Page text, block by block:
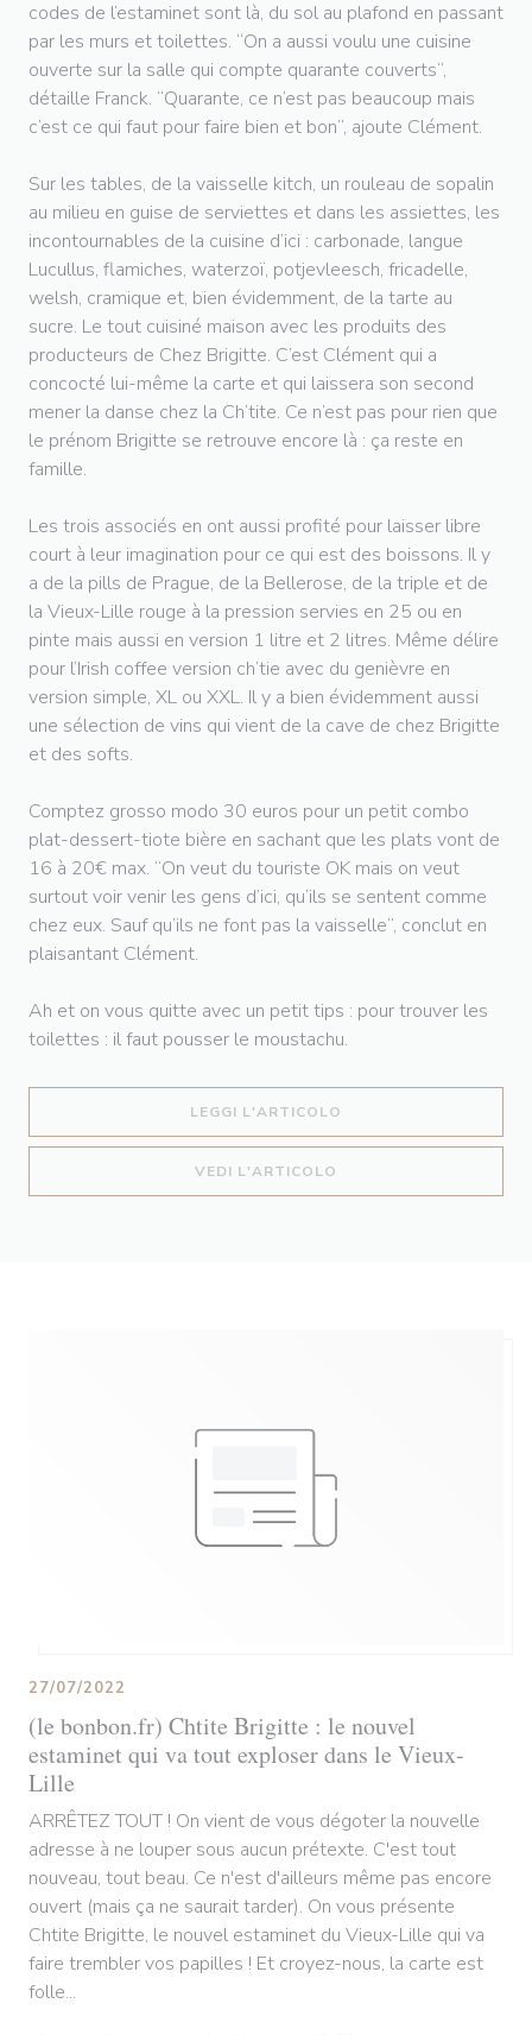
codes de l’estaminet sont là, du sol au plafond en passant
par les murs et toilettes. “On a aussi voulu une cuisine
ouverte sur la salle qui compte quarante couverts“,
détaille Franck. “Quarante, ce n’est pas beaucoup mais
c’est ce qui faut pour faire bien et bon“, ajoute Clément.
Sur les tables, de la vaisselle kitch, un rouleau de sopalin
au milieu en guise de serviettes et dans les assiettes, les
incontournables de la cuisine d’ici : carbonade, langue
Lucullus, flamiches, waterzoï, potjevleesch, fricadelle,
welsh, cramique et, bien évidemment, de la tarte au
sucre. Le tout cuisiné maison avec les produits des
producteurs de Chez Brigitte. C’est Clément qui a
concocté lui-même la carte et qui laissera son second
mener la danse chez la Ch’tite. Ce n’est pas pour rien que
le prénom Brigitte se retrouve encore là : ça reste en
famille.
Les trois associés en ont aussi profité pour laisser libre
court à leur imagination pour ce qui est des boissons. Il y
a de la pills de Prague, de la Bellerose, de la triple et de
la Vieux-Lille rouge à la pression servies en 25 ou en
pinte mais aussi en version 1 litre et 2 litres. Même délire
pour l’Irish coffee version ch’tie avec du genièvre en
version simple, XL ou XXL. Il y a bien évidemment aussi
une sélection de vins qui vient de la cave de chez Brigitte
et des softs.
Comptez grosso modo 30 euros pour un petit combo
plat-dessert-tiote bière en sachant que les plats vont de
16 à 20€ max. “On veut du touriste OK mais on veut
surtout voir venir les gens d’ici, qu’ils se sentent comme
chez eux. Sauf qu’ils ne font pas la vaisselle“, conclut en
plaisantant Clément.
Ah et on vous quitte avec un petit tips : pour trouver les
toilettes : il faut pousser le moustachu.
LEGGI L'ARTICOLO
VEDI L'ARTICOLO
(le bonbon.fr) Chtite Brigitte : le nouvel
estaminet qui va tout exploser dans le Vieux-
Lille
27/07/2022
ARRÊTEZ TOUT ! On vient de vous dégoter la nouvelle
adresse à ne louper sous aucun prétexte. C'est tout
nouveau, tout beau. Ce n'est d'ailleurs même pas encore
ouvert (mais ça ne saurait tarder). On vous présente
Chtite Brigitte, le nouvel estaminet du Vieux-Lille qui va
faire trembler vos papilles ! Et croyez-nous, la carte est
folle...